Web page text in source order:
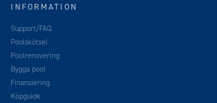
INFORMATION
Support/FAQ
Poolskötsel
Poolrenovering
Bygga pool
Finansiering
Köpguide